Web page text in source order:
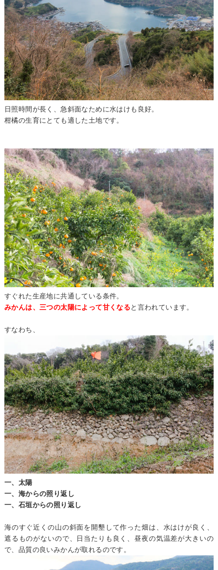
日照時間が長く、急斜面なために水はけも良好。
柑橘の生育にとても適した土地です。
すぐれた生産地に共通している条件。
みかんは、三つの太陽によって甘くなると言われています。
すなわち、
一、太陽
一、海からの照り返し
一、石垣からの照り返し
海のすぐ近くの山の斜面を開墾して作った畑は、水はけが良く、
遮るものがないので、日当たりも良く、昼夜の気温差が大きいの
で、品質の良いみかんが取れるのです。